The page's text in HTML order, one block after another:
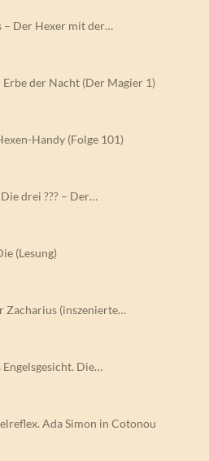
– Der Hexer mit der…
der Nacht (Der Magier 1)
Handy (Folge 101)
drei ??? – Der…
(Lesung)
Zacharius (inszenierte…
Die…
Ada Simon in Cotonou